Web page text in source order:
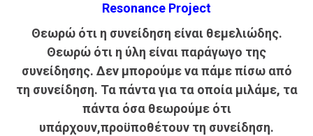
Resonance Project
Θεωρώ ότι η συνείδηση είναι θεμελιώδης.
Θεωρώ ότι η ύλη είναι παράγωγο της
συνείδησης. Δεν μπορούμε να πάμε πίσω από
τη συνείδηση. Τα πάντα για τα οποία μιλάμε, τα
πάντα όσα θεωρούμε ότι
υπάρχουν,προϋποθέτουν τη συνείδηση.